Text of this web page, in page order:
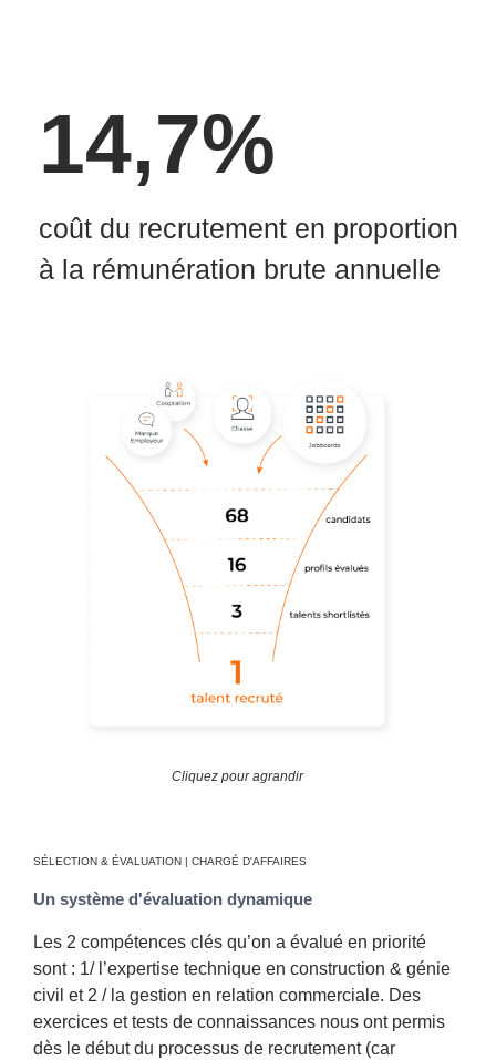
14,7%
coût du recrutement en proportion
à la rémunération brute annuelle
Cliquez pour agrandir
SÉLECTION & ÉVALUATION | CHARGÉ D'AFFAIRES
Un système d'évaluation dynamique
Les 2 compétences clés qu’on a évalué en priorité
sont : 1/ l’expertise technique en construction & génie
civil et 2 / la gestion en relation commerciale. Des
exercices et tests de connaissances nous ont permis
dès le début du processus de recrutement (car